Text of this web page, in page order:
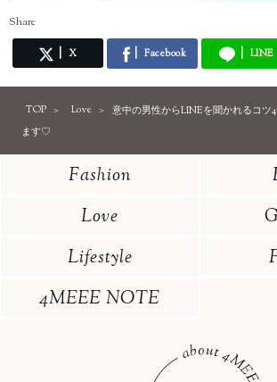
Share
X Facebook LINE
TOP Love
意中の男性からLINEを聞かれるコツ
ます♡
Fashion
Love
Lifestyle
4MEEE NOTE